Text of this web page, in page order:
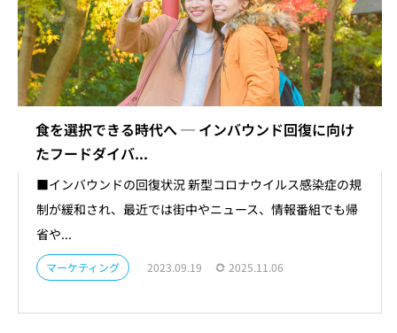
食を選択できる時代へ ─ インバウンド回復に向け
たフードダイバ...
■インバウンドの回復状況 新型コロナウイルス感染症の規
制が緩和され、最近では街中やニュース、情報番組でも帰
省や...
マーケティング 2023.09.19 2025.11.06